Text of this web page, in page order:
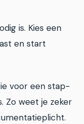
is. Kies een
en start
voor een stap-
Zo weet je zeker